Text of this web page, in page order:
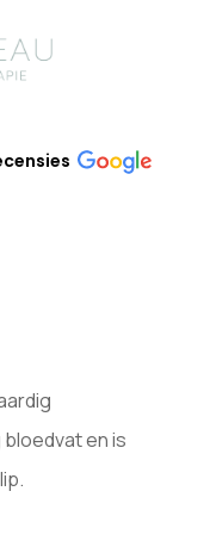
en is